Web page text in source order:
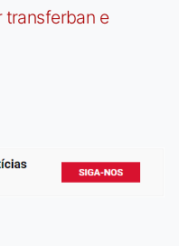
transferban e